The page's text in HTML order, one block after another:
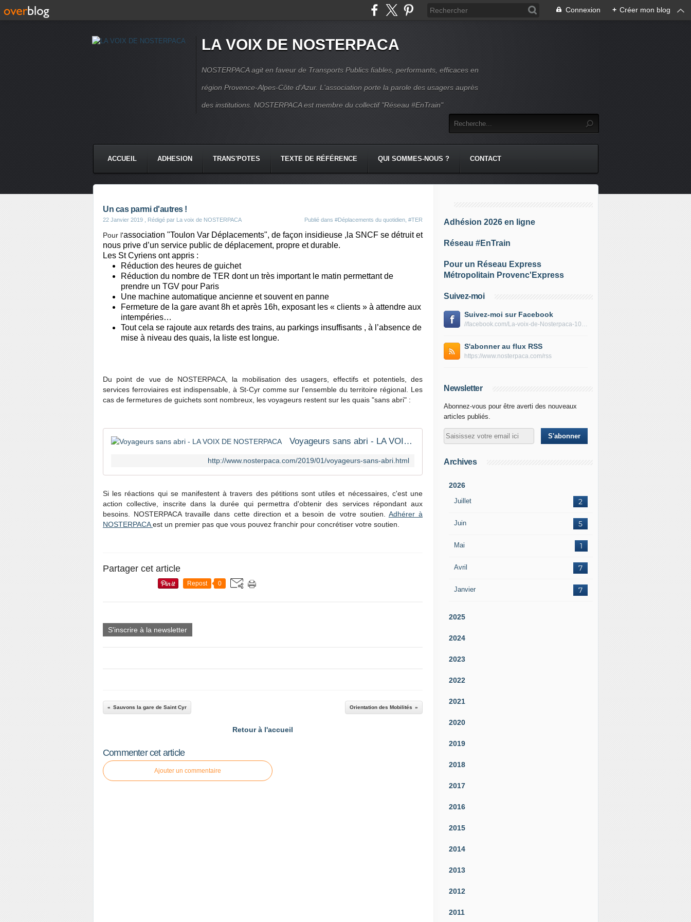
Connexion + Créer mon blog
LA VOIX DE NOSTERPACA
NOSTERPACA agit en faveur de Transports Publics fiables, performants, efficaces en
région Provence-Alpes-Côte d'Azur. L'association porte la parole des usagers auprès
des institutions. NOSTERPACA est membre du collectif "Réseau #EnTrain"
ACCUEIL ADHESION TRANS'POTES TEXTE DE RÉFÉRENCE QUI SOMMES-NOUS ? CONTACT
Un cas parmi d'autres !
22 Janvier 2019 , Rédigé par La voix de NOSTERPACA Publié dans #Déplacements du quotidien #TER
Pour l'association "Toulon Var Déplacements", de façon insidieuse ,la SNCF se détruit et
nous prive d’un service public de déplacement, propre et durable.
Les St Cyriens ont appris :
Réduction des heures de guichet
Réduction du nombre de TER dont un très important le matin permettant de
prendre un TGV pour Paris
Une machine automatique ancienne et souvent en panne
Fermeture de la gare avant 8h et après 16h, exposant les « clients » à attendre aux
intempéries…
Tout cela se rajoute aux retards des trains, au parkings insuffisants , à l’absence de
mise à niveau des quais, la liste est longue.
Du point de vue de NOSTERPACA, la mobilisation des usagers, effectifs et potentiels, des
services ferroviaires est indispensable, à St-Cyr comme sur l'ensemble du territoire régional. Les
cas de fermetures de guichets sont nombreux, les voyageurs restent sur les quais "sans abri" :
Voyageurs sans abri - LA VOIX DE NOSTERPACA
http://www.nosterpaca.com/2019/01/voyageurs-sans-abri.html
Si les réactions qui se manifestent à travers des pétitions sont utiles et nécessaires, c'est une
action collective, inscrite dans la durée qui permettra d'obtenir des services répondant aux
besoins. NOSTERPACA travaille dans cette direction et a besoin de votre soutien. Adhérer à
NOSTERPACAest un premier pas que vous pouvez franchir pour concrétiser votre soutien.
Partager cet article
Repost 0
S'inscrire à la newsletter
Sauvons la gare de Saint Cyr Orientation des Mobilités
Retour à l'accueil
Commenter cet article
Ajouter un commentaire
Adhésion 2026 en ligne
Réseau #EnTrain
Pour un Réseau Express
Métropolitain Provenc'Express
Suivez-moi
Suivez-moi sur Facebook
//facebook.com/La-voix-de-Nosterpaca-106434384284735
S'abonner au flux RSS
https://www.nosterpaca.com/rss
Newsletter
Abonnez-vous pour être averti des nouveaux
articles publiés.
Archives
2026
Juillet 2
Juin 5
Mai 1
Avril 7
Janvier 7
2025
2024
2023
2022
2021
2020
2019
2018
2017
2016
2015
2014
2013
2012
2011